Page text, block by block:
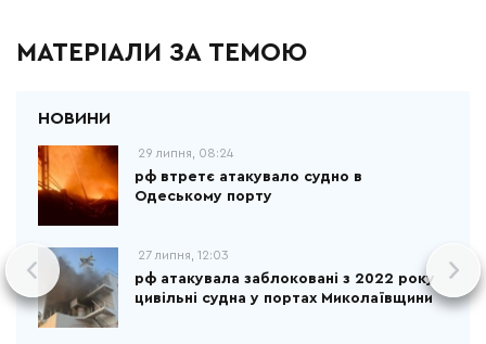
МАТЕРІАЛИ ЗА ТЕМОЮ
29 липня, 08:24
рф втретє атакувало судно в
Одеському порту
27 липня, 12:03
рф атакувала заблоковані з 2022 року
цивільні судна у портах Миколаївщини